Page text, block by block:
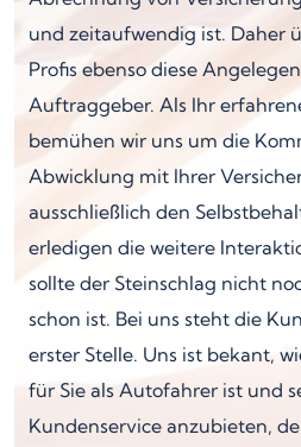
und zeitaufwendig ist. Daher
Profis ebenso diese
Auftraggeber. Als Ihr
bemühen wir uns um die
Abwicklung mit Ihrer
ausschließlich den
erledigen die weitere
sollte der Steinschlag nicht
schon ist. Bei uns steht die
erster Stelle. Uns ist bekant,
für Sie als Autofahrer ist und
Kundenservice anzubieten,